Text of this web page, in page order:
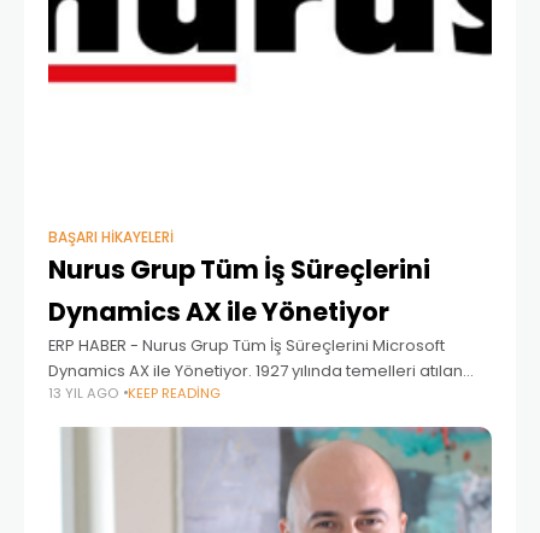
BAŞARI HIKAYELERI
Nurus Grup Tüm İş Süreçlerini
Dynamics AX ile Yönetiyor
ERP HABER - Nurus Grup Tüm İş Süreçlerini Microsoft
Dynamics AX ile Yönetiyor. 1927 yılında temelleri atılan
köklü bir kuruluş olan Nurus Grup, Türkiye’nin ofis
mobilyası üreten lider şirketlerinden biri
13 YIL AGO KEEP READING